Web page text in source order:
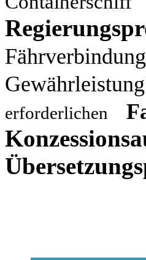
Fährverbindung
Gewährleistung
erforderlichen